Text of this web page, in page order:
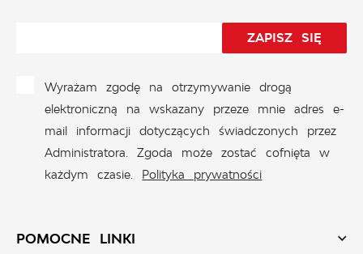
POMOCNE LINKI
Wyrażam zgodę na otrzymywanie drogą
elektroniczną na wskazany przeze mnie adres e-
mail informacji dotyczących świadczonych przez
Administratora. Zgoda może zostać cofnięta w
każdym czasie. Polityka prywatności